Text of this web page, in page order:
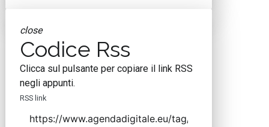
close
Codice Rss
Clicca sul pulsante per copiare il link RSS
negli appunti.
RSS link